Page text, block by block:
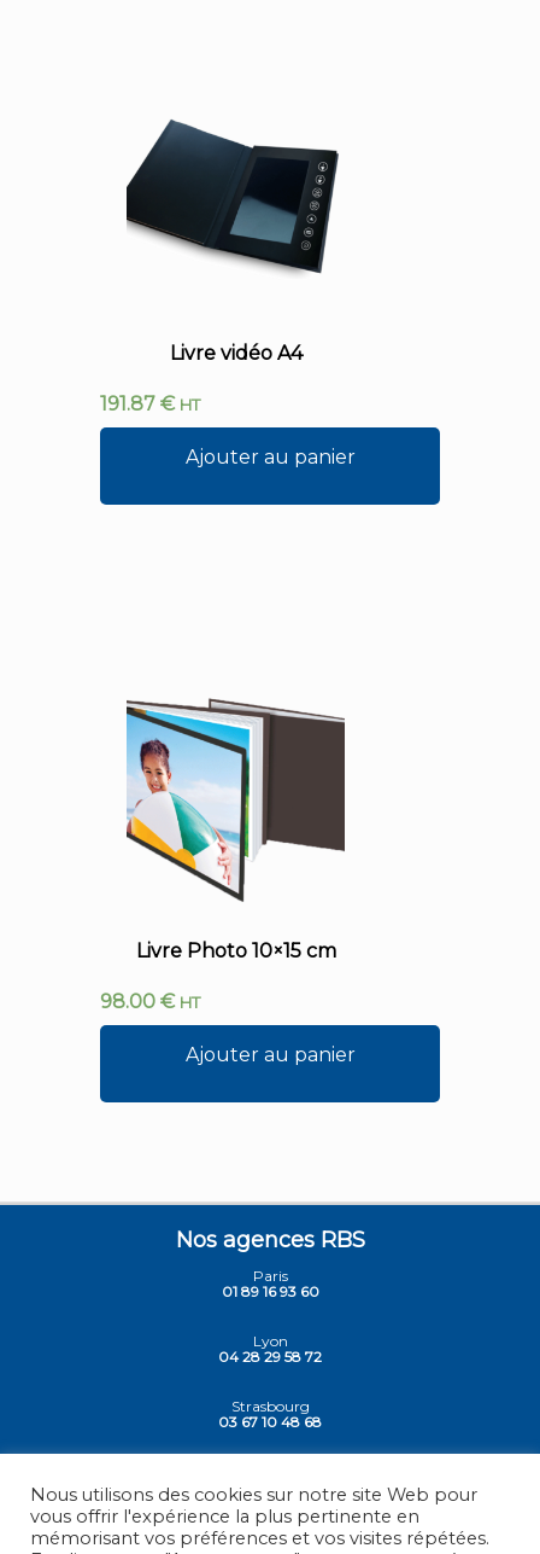
Livre vidéo A4
191.87 € HT
Ajouter au panier
Livre Photo 10×15 cm
98.00 € HT
Ajouter au panier
Nos agences RBS
Paris
01 89 16 93 60
Lyon
04 28 29 58 72
Strasbourg
03 67 10 48 68
03 84 78 30 30
Nous utilisons des cookies sur notre site Web pour
vous offrir l'expérience la plus pertinente en
mémorisant vos préférences et vos visites répétées.